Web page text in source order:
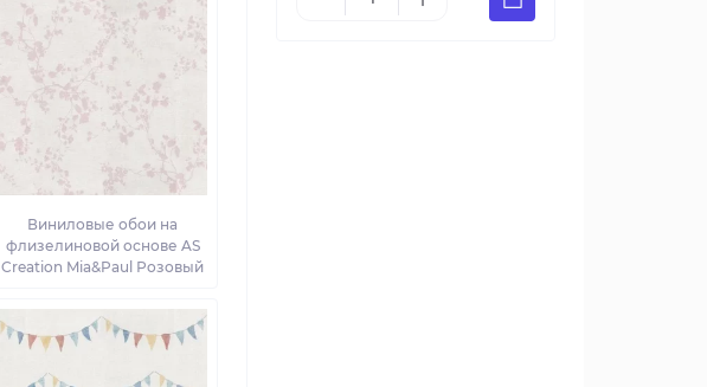
Виниловые обои на
флизелиновой основе AS
Creation Mia&Paul Розовый